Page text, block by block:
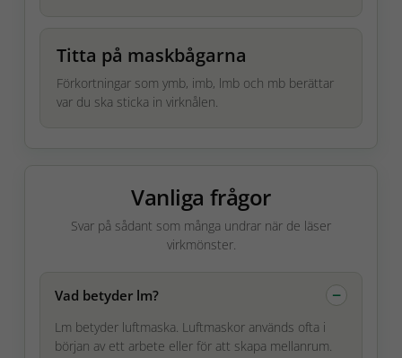
Titta på maskbågarna
Förkortningar som ymb, imb, lmb och mb berättar
var du ska sticka in virknålen.
Vanliga frågor
Svar på sådant som många undrar när de läser
virkmönster.
Vad betyder lm?
Lm betyder luftmaska. Luftmaskor används ofta i
början av ett arbete eller för att skapa mellanrum.